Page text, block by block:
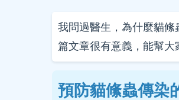
我問過醫生，為什麼貓
篇文章很有意義，能幫大
預防貓絛蟲傳染